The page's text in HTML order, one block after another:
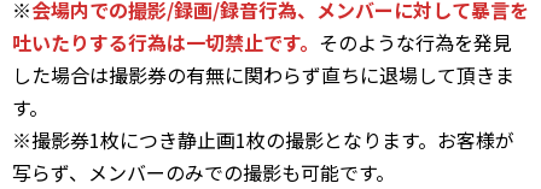
※会場内での撮影/録画/録音行為、メンバーに対して暴言を
吐いたりする行為は一切禁止です。 そのような行為を発見
した場合は撮影券の有無に関わらず直ちに退場して頂きま
す。
※撮影券1枚につき静止画1枚の撮影となります。お客様が
写らず、メンバーのみでの撮影も可能です。